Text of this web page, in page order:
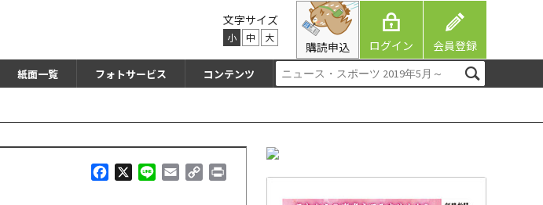
文字サイズ
小 中 大
購読申込 ログイン 会員登録
紙面一覧 フォトサービス コンテンツ